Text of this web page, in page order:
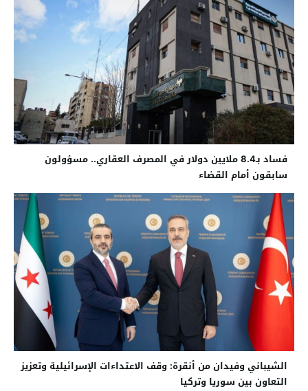
فساد بـ8.4 ملايين دولار في المصرف العقاري.. مسؤولون
سابقون أمام القضاء
الشيباني وفيدان من أنقرة: وقف الاعتداءات الإسرائيلية وتعزيز
التعاون بين سوريا وتركيا